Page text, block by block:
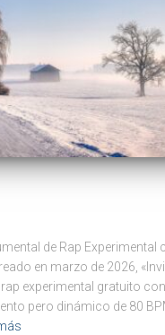
de Rap Experimental
en marzo de 2026,
experimental gratuito
pero dinámico de 80